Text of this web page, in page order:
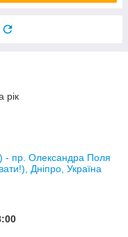
рік
- пр. Олександра Поля
Дніпро, Україна